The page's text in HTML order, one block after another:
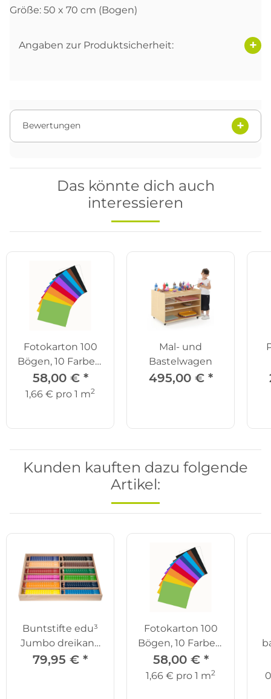
Größe: 50 x 70 cm (Bogen)
Angaben zur Produktsicherheit:
Bewertungen
Das könnte dich auch
interessieren
Fotokarton 100
Bögen, 10 Farben,
50 x 70 cm
58,00 € *
1,66 € pro 1 m2
Mal- und
Bastelwagen
495,00 € *
Kunden kauften dazu folgende
Artikel:
Buntstifte edu³
Jumbo dreikant,
144er Set
79,95 € *
Fotokarton 100
Bögen, 10 Farben,
50 x 70 cm
58,00 € *
1,66 € pro 1 m2